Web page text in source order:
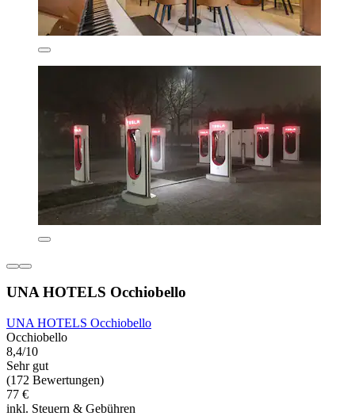
UNA HOTELS Occhiobello
UNA HOTELS Occhiobello
Occhiobello
8,4/10
Sehr gut
(172 Bewertungen)
77 €
inkl. Steuern & Gebühren